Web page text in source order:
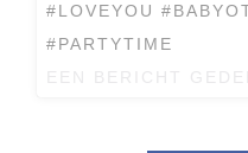
#LOVEYOU
#PARTYTIME